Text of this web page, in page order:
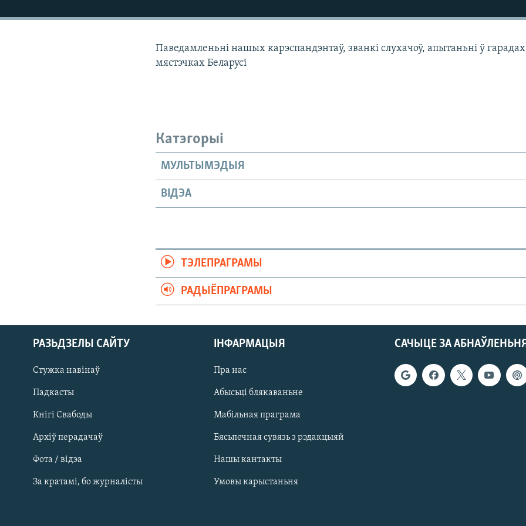
КАЛЯНДАР
НА ХВАЛЯХ СВАБОДЫ
САЧЫЦЕ ЗА АБНАЎЛЕНЬНЯМІ
Паведамленьні нашых карэспандэнтаў, званкі слухачоў, апытаньні ў гарадах
мястэчках Беларусі
Катэгорыі
МУЛЬТЫМЭДЫЯ
ВІДЭА
ТЭЛЕПРАГРАМЫ
РАДЫЁПРАГРАМЫ
САЧЫЦЕ ЗА
РАЗЬДЗЕЛЫ САЙТУ
Стужка навінаў
Падкасты
Кнігі Свабоды
Архіў перадачаў
Фота / відэа
За кратамі, бо журналісты
ІНФАРМАЦЫЯ
Пра нас
Абысьці блякаваньне
Мабільная праграма
Бясьпечная сувязь з рэдакцыяй
Нашы кантакты
Умовы карыстаньня